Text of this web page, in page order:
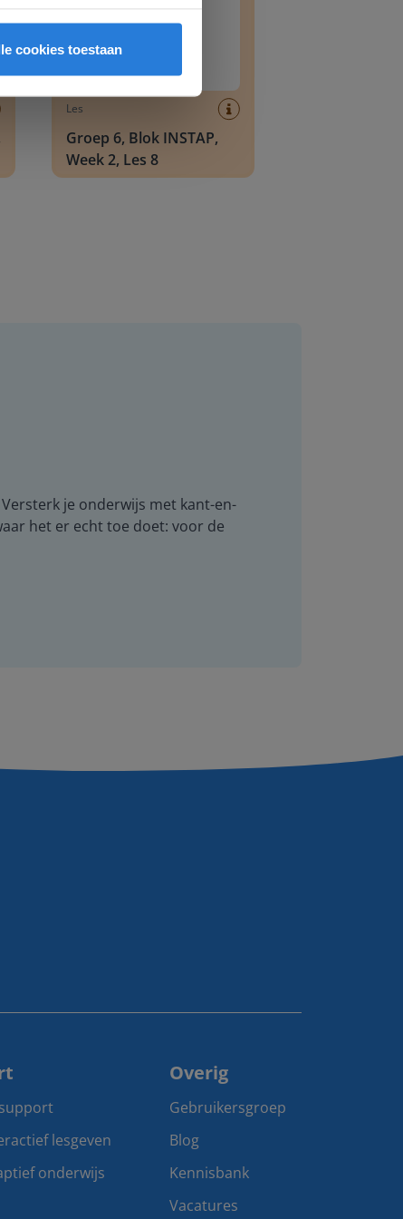
cookies toestaan
Les
Groep 6, Blok INSTAP,
Week 2, Les 8
je onderwijs met kant-en-
het er echt toe doet: voor de
lesgeven
onderwijs
Overig
Gebruikersgroep
Blog
Kennisbank
Vacatures